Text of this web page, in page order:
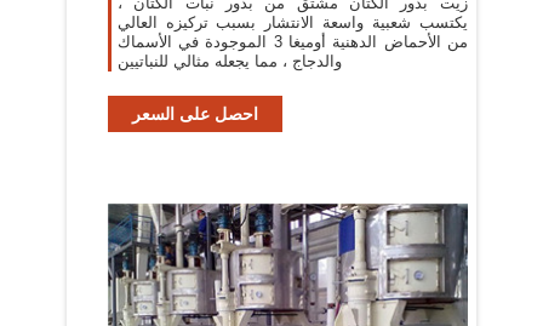
يكتسب شعبية واسعة الانتشار بسبب تركيزه العالي
من الأحماض الدهنية أوميغا 3 الموجودة في الأسماك
والدجاج ، مما يجعله مثالي للنباتيين
احصل على السعر